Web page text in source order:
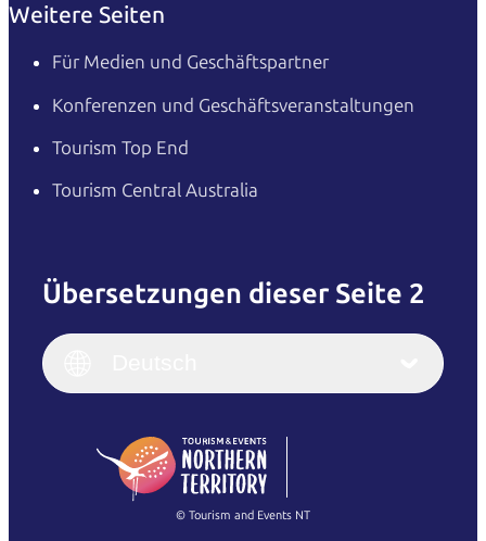
Weitere Seiten
Für Medien und Geschäftspartner
Konferenzen und Geschäftsveranstaltungen
Tourism Top End
Tourism Central Australia
Übersetzungen dieser Seite 2
English
(Singapore)
Italiano
繁體中文
© Tourism and Events NT